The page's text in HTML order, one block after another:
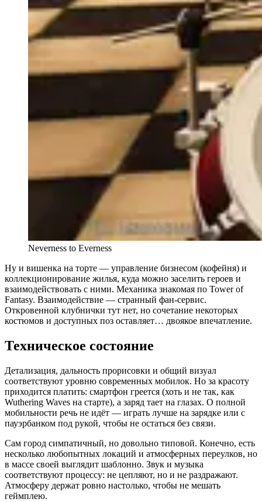
Neverness to Everness
Ну и вишенка на торте — управление бизнесом (кофейня) и
коллекционирование жилья, куда можно заселить героев и
взаимодействовать с ними. Механика знакомая по Tower of
Fantasy. Взаимодействие — странный фан-сервис.
Откровенной клубнички тут нет, но сочетание некоторых
костюмов и доступных поз оставляет… двоякое впечатление.
Техническое состояние
Детализация, дальность прорисовки и общий визуал
соответствуют уровню современных мобилок. Но за красоту
приходится платить: смартфон греется (хоть и не так, как
Wuthering Waves на старте), а заряд тает на глазах. О полной
мобильности речь не идёт — играть лучше на зарядке или с
пауэрбанком под рукой, чтобы не остаться без связи.
Сам город симпатичный, но довольно типовой. Конечно, есть
несколько любопытных локаций и атмосферных переулков, но
в массе своей выглядит шаблонно. Звук и музыка
соответствуют процессу: не цепляют, но и не раздражают.
Атмосферу держат ровно настолько, чтобы не мешать
геймплею.